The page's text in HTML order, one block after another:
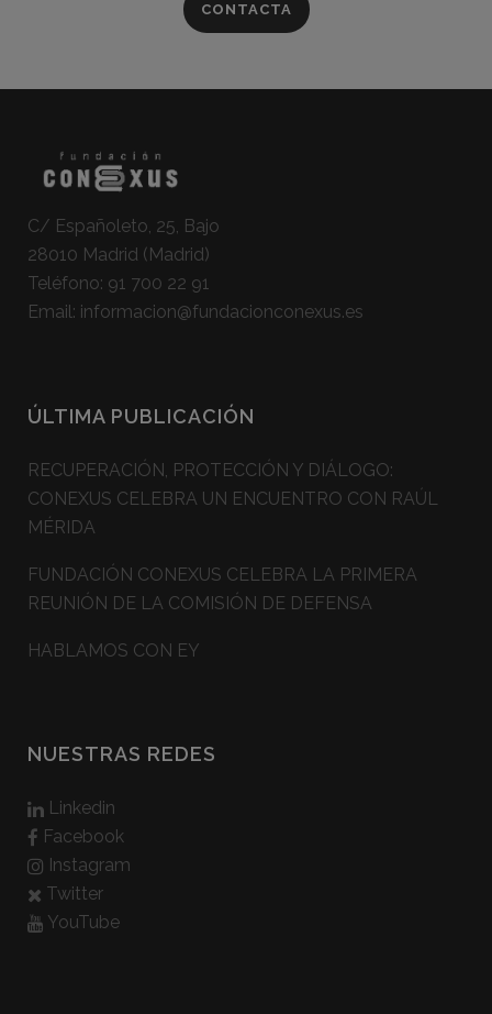
CONTACTA
C/ Españoleto, 25, Bajo
28010 Madrid (Madrid)
Teléfono: 91 700 22 91
Email: informacion@fundacionconexus.es
ÚLTIMA PUBLICACIÓN
RECUPERACIÓN, PROTECCIÓN Y DIÁLOGO:
CONEXUS CELEBRA UN ENCUENTRO CON RAÚL
MÉRIDA
FUNDACIÓN CONEXUS CELEBRA LA PRIMERA
REUNIÓN DE LA COMISIÓN DE DEFENSA
HABLAMOS CON EY
NUESTRAS REDES
Linkedin
Facebook
Instagram
Twitter
YouTube